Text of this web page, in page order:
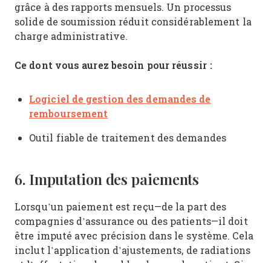
grâce à des rapports mensuels. Un processus
solide de soumission réduit considérablement la
charge administrative.
Ce dont vous aurez besoin pour réussir :
Logiciel de gestion des demandes de
remboursement
Outil fiable de traitement des demandes
6. Imputation des paiements
Lorsqu’un paiement est reçu—de la part des
compagnies d’assurance ou des patients—il doit
être imputé avec précision dans le système. Cela
inclut l’application d’ajustements, de radiations